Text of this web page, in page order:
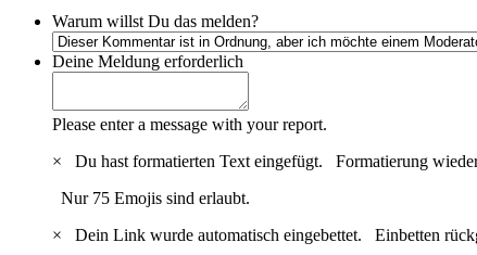
Warum willst Du das melden?
Deine Meldung erforderlich
Please enter a message with your report.
×
Du hast formatierten Text eingefügt. Formatierung
Nur 75 Emojis sind erlaubt.
×
Dein Link wurde automatisch eingebettet. Einbetten